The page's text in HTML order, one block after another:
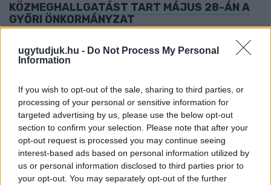
ugytudjuk.hu - Do Not Process My Personal
Information
If you wish to opt-out of the sale, sharing to third parties, or
processing of your personal or sensitive information for
targeted advertising by us, please use the below opt-out
section to confirm your selection. Please note that after your
opt-out request is processed you may continue seeing
interest-based ads based on personal information utilized by
us or personal information disclosed to third parties prior to
your opt-out. You may separately opt-out of the further
KÖZMEGHALLGATÁST TART MÁJUS 28-ÁN A
GYŐRI ÖNKORMÁNYZAT
A városházi fórumon a lakosok és helyi szervezetek képviselői is
kérdezhetnek, javaslatokat tehetnek.
ÖNKORMÁNYZAT NOVEMBER 27-ÉN
2025. november. 14. 10:31
Ha véleménye van, itt elmondhatja.
ZÁPOROZTAK A KÉRDÉSEK A GYŐRI
KÖZMEGHALLGATÁSON
2025. május. 29. 17:30
Közbiztonság, tisztaság, sport, madarak, minden játszott.